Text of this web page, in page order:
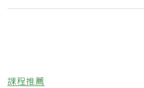
課程推薦